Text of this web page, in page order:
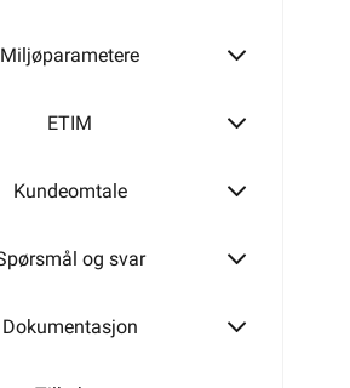
Miljøparametere
ETIM
Kundeomtale
og svar
Dokumentasjon